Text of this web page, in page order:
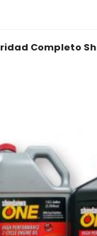
Completo